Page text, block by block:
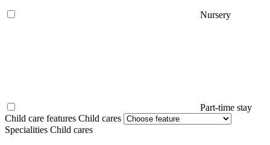
Nursery
Part-time stay
Child care features Child cares
Specialities Child cares